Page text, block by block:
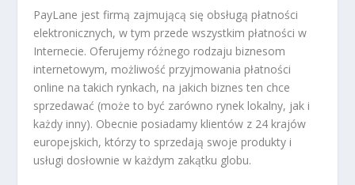
PayLane jest firmą zajmującą się obsługą płatności
elektronicznych, w tym przede wszystkim płatności w
Internecie. Oferujemy różnego rodzaju biznesom
internetowym, możliwość przyjmowania płatności
online na takich rynkach, na jakich biznes ten chce
sprzedawać (może to być zarówno rynek lokalny, jak i
każdy inny). Obecnie posiadamy klientów z 24 krajów
europejskich, którzy to sprzedają swoje produkty i
usługi dosłownie w każdym zakątku globu.